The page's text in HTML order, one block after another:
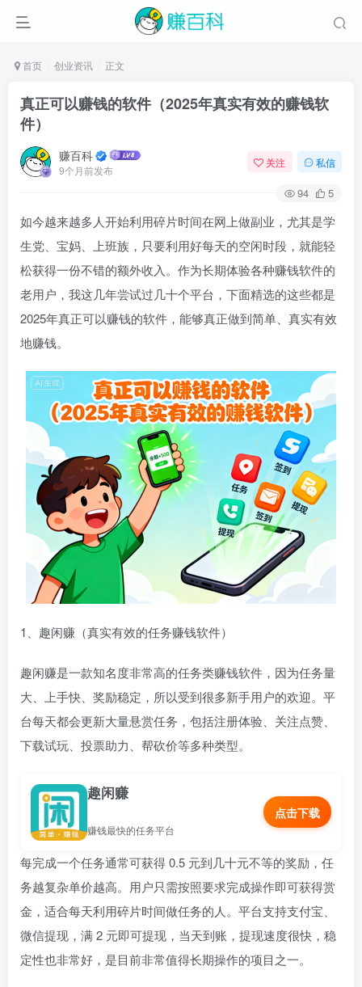
首页 创业资讯 正文
真正可以赚钱的软件（2025年真实有效的赚钱软
件）
赚百科
9个月前发布
关注 私信
94 5
如今越来越多人开始利用碎片时间在网上做副业，尤其是学
生党、宝妈、上班族，只要利用好每天的空闲时段，就能轻
松获得一份不错的额外收入。作为长期体验各种赚钱软件的
老用户，我这几年尝试过几十个平台，下面精选的这些都是
2025年真正可以赚钱的软件，能够真正做到简单、真实有效
地赚钱。
1、趣闲赚（真实有效的任务赚钱软件）
趣闲赚是一款知名度非常高的任务类赚钱软件，因为任务量
大、上手快、奖励稳定，所以受到很多新手用户的欢迎。平
台每天都会更新大量悬赏任务，包括注册体验、关注点赞、
下载试玩、投票助力、帮砍价等多种类型。
趣闲赚
赚钱最快的任务平台
点击下载
每完成一个任务通常可获得 0.5 元到几十元不等的奖励，任
务越复杂单价越高。用户只需按照要求完成操作即可获得赏
金，适合每天利用碎片时间做任务的人。平台支持支付宝、
微信提现，满 2 元即可提现，当天到账，提现速度很快，稳
定性也非常好，是目前非常值得长期操作的项目之一。